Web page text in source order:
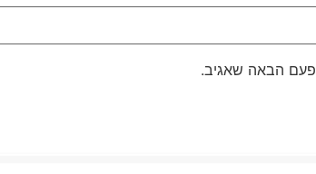
הבאה שאגיב.